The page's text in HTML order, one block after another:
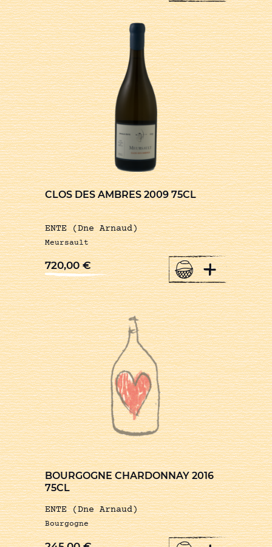
CLOS DES AMBRES 2009 75CL
ENTE (Dne Arnaud)
Meursault
720,00€ +
BOURGOGNE CHARDONNAY 2016
75CL
ENTE (Dne Arnaud)
Bourgogne